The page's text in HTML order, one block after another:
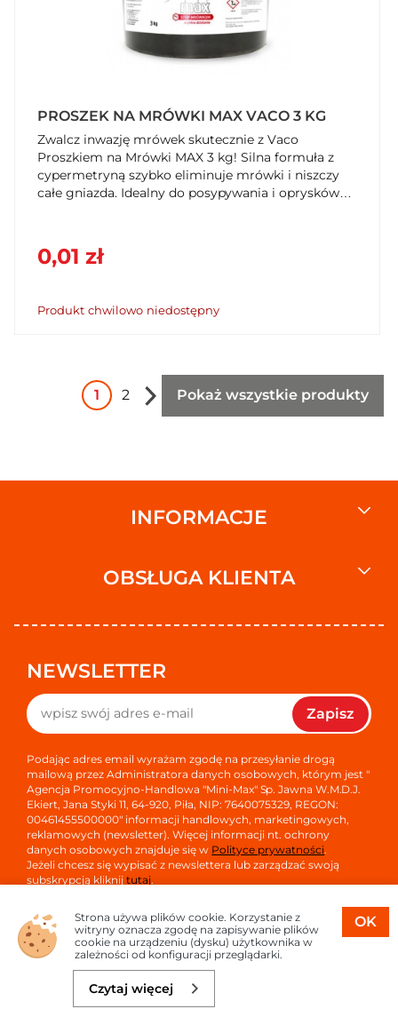
PROSZEK NA MRÓWKI MAX VACO 3 KG
Zwalcz inwazję mrówek skutecznie z Vaco
Proszkiem na Mrówki MAX 3 kg! Silna formuła z
cypermetryną szybko eliminuje mrówki i niszczy
całe gniazda. Idealny do posypywania i oprysków
0,01 zł
Produkt chwilowo niedostępny
1 2 Pokaż wszystkie produkty
INFORMACJE
OBSŁUGA KLIENTA
NEWSLETTER
Zapisz
Podając adres email wyrażam zgodę na przesyłanie drogą
mailową przez Administratora danych osobowych, którym jest "
Agencja Promocyjno-Handlowa "Mini-Max" Sp. Jawna W.M.D.J.
Ekiert, Jana Styki 11, 64-920, Piła, NIP: 7640075329, REGON:
00461455500000" informacji handlowych, marketingowych,
reklamowych (newsletter). Więcej informacji nt. ochrony
danych osobowych znajduje się w Polityce prywatności.
Jeżeli chcesz się wypisać z newslettera lub zarządzać swoją
subskrypcją kliknijtutaj.
Copyright © 2026
Oprogramowanie sklepu:
Projekt i strony:
OK
Strona używa plików cookie. Korzystanie z
witryny oznacza zgodę na zapisywanie plików
cookie na urządzeniu (dysku) użytkownika w
zależności od konfiguracji przeglądarki.
Czytaj więcej